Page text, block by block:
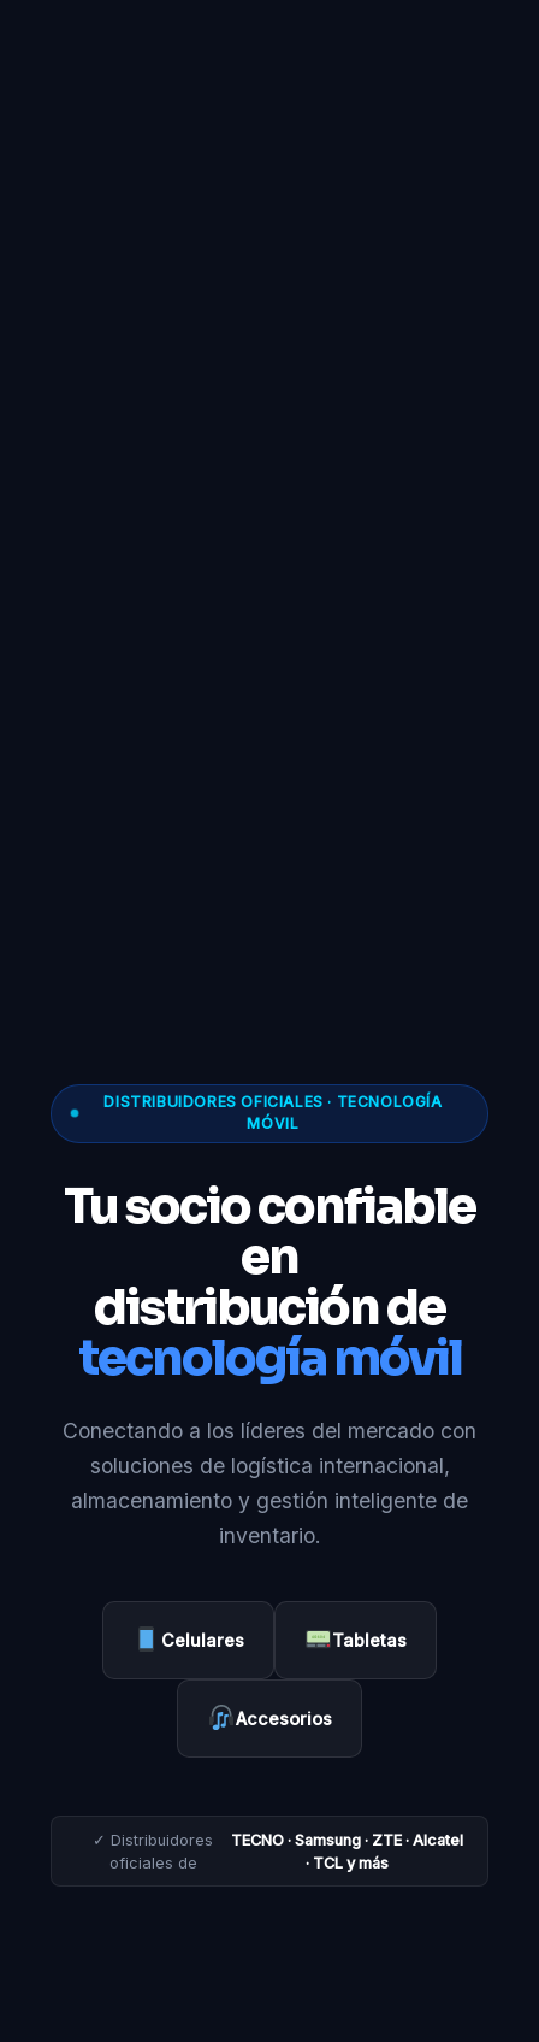
DISTRIBUIDORES OFICIALES · TECNOLOGÍA
MÓVIL
Tu socio confiable
en
distribución de
tecnología móvil
Conectando a los líderes del mercado con
soluciones de logística internacional,
almacenamiento y gestión inteligente de
inventario.
Celulares Tabletas
Accesorios
✓ Distribuidores
oficiales de
TECNO · Samsung · ZTE · Alcatel
· TCL y más